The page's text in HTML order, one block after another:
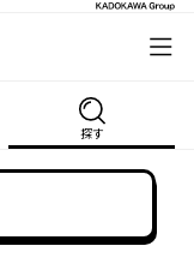
探す